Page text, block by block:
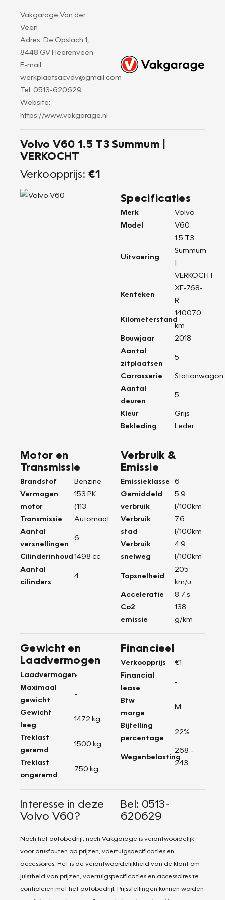
Vakgarage Van der
Veen
Adres: De Opslach 1,
8448 GV Heerenveen
E-mail:
werkplaatsacvdv@gmail.com
Tel: 0513-620629
Website:
https://www.vakgarage.nl
Volvo V60 1.5 T3 Summum |
VERKOCHT
Verkoopprijs: €1
Specificaties
Merk
Volvo
Model
V60
Uitvoering
1.5 T3
Summum
|
VERKOCHT
Kenteken
XF-768-
R
Kilometerstand
140070
km
Bouwjaar
2018
Aantal
zitplaatsen
5
Carrosserie
Stationwagon
Aantal
deuren
5
Kleur
Grijs
Bekleding
Leder
Motor en
Transmissie
Brandstof
Benzine
Vermogen
motor
153 PK
(113
Transmissie
Automaat
Aantal
versnellingen
6
Cilinderinhoud1498 cc
Aantal
cilinders
4
Verbruik &
Emissie
Emissieklasse
6
Gemiddeld
verbruik
5.9
l/100km
Verbruik
stad
7.6
l/100km
Verbruik
snelweg
4.9
l/100km
Topsnelheid
205
km/u
Acceleratie
8.7 s
Co2
emissie
138
g/km
Gewicht en
Laadvermogen
Laadvermogen-
Maximaal
gewicht
-
Gewicht
leeg
1472 kg
Treklast
geremd
1500 kg
Treklast
ongeremd
750 kg
Financieel
Verkoopprijs
€1
Financial
lease
-
Btw
marge
M
Bijtelling
percentage
22%
Wegenbelasting
268 -
243
Interesse in deze
Volvo V60?
Bel: 0513-
620629
Noch het autobedrijf, noch Vakgarage is verantwoordelijk
voor drukfouten op prijzen, voertuigspecificaties en
accessoires. Het is de verantwoordelijkheid van de klant om
juistheid van prijzen, voertuigspecificaties en accessoires te
controleren met het autobedrijf. Prijsstellingen kunnen worden